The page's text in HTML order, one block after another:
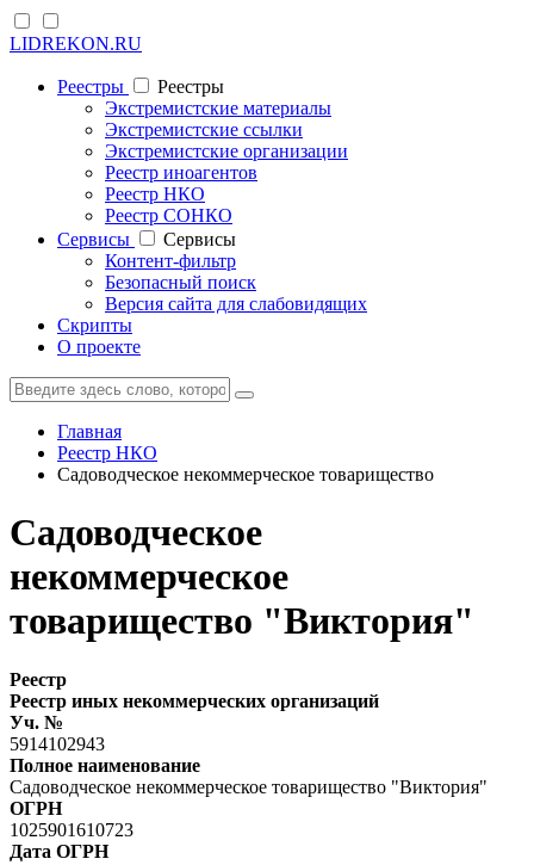
LIDREKON.RU
Реестры
Реестры
Экстремистские материалы
Экстремистские ссылки
Экстремистские организации
Реестр иноагентов
Реестр НКО
Реестр СОНКО
Cервисы
Cервисы
Контент-фильтр
Безопасный поиск
Версия сайта для слабовидящих
Скрипты
О проекте
Главная
Реестр НКО
Садоводческое некоммерческое товарищество
Садоводческое
некоммерческое
товарищество "Виктория"
Реестр
Реестр иных некоммерческих организаций
Уч. №
5914102943
Полное наименование
Садоводческое некоммерческое товарищество "Виктория"
ОГРН
1025901610723
Дата ОГРН